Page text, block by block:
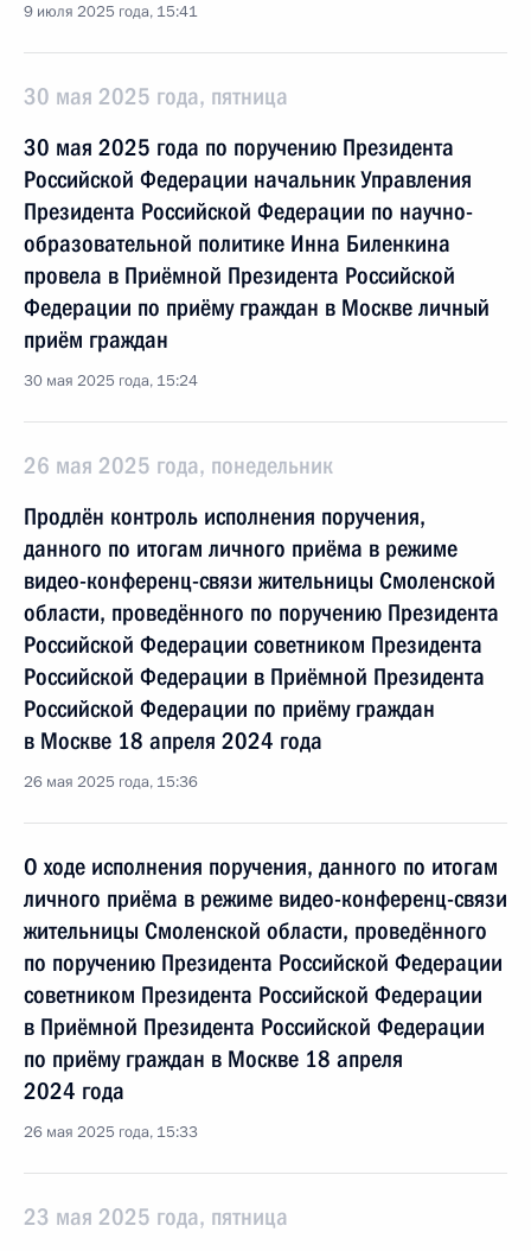
9 июля 2025 года, 15:41
30 мая 2025 года, пятница
30 мая 2025 года по поручению Президента
Российской Федерации начальник Управления
Президента Российской Федерации по научно-
образовательной политике Инна Биленкина
провела в Приёмной Президента Российской
Федерации по приёму граждан в Москве личный
приём граждан
30 мая 2025 года, 15:24
26 мая 2025 года, понедельник
Продлён контроль исполнения поручения,
данного по итогам личного приёма в режиме
видео-конференц-связи жительницы Смоленской
области, проведённого по поручению Президента
Российской Федерации советником Президента
Российской Федерации в Приёмной Президента
Российской Федерации по приёму граждан
в Москве 18 апреля 2024 года
26 мая 2025 года, 15:36
О ходе исполнения поручения, данного по итогам
личного приёма в режиме видео-конференц-связи
жительницы Смоленской области, проведённого
по поручению Президента Российской Федерации
советником Президента Российской Федерации
в Приёмной Президента Российской Федерации
по приёму граждан в Москве 18 апреля
2024 года
26 мая 2025 года, 15:33
23 мая 2025 года, пятница